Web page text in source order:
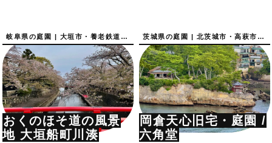
岐阜県の庭園 | 大垣市・養老鉄道沿線の庭園
おくのほそ道の風景
地 大垣船町川湊
茨城県の庭園 | 北茨城市・高萩市の庭園
岡倉天心旧宅・庭園 /
六角堂